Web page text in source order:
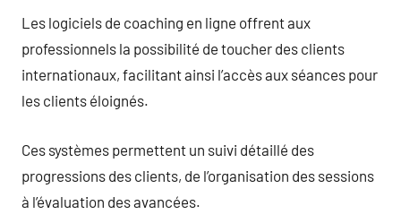
Les logiciels de coaching en ligne offrent aux
professionnels la possibilité de toucher des clients
internationaux, facilitant ainsi l’accès aux séances pour
les clients éloignés.
Ces systèmes permettent un suivi détaillé des
progressions des clients, de l’organisation des sessions
à l’évaluation des avancées.